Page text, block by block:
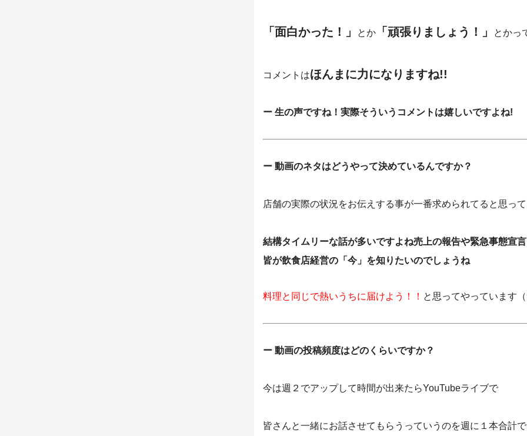
「面白かった！」 とか「頑張りましょう！」 とかっ
コメントはほんまに力になりますね!!
ー 生の声ですね！実際そういうコメントは嬉しいですよね!
ー 動画のネタはどうやって決めているんですか？
店舗の実際の状況をお伝えする事が一番求められてると思っ
結構タイムリーな話が多いですよね売上の報告や緊急事態宣
皆が飲食店経営の「今」を知りたいのでしょうね
料理と同じで熱いうちに届けよう！！ と思ってやっています
ー 動画の投稿頻度はどのくらいですか？
今は週２でアップして時間が出来たらYouTubeライブで
皆さんと一緒にお話させてもらうっていうのを週に１本合計